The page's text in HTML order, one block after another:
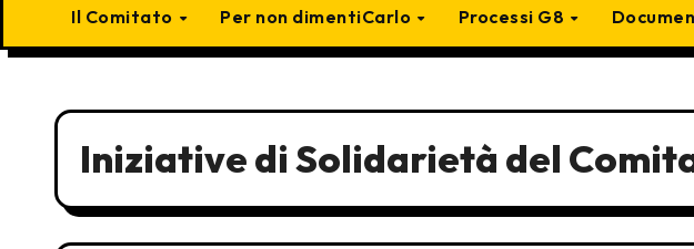
Il Comitato Per non dimentiCarlo Processi G8
Iniziative di Solidarietà del